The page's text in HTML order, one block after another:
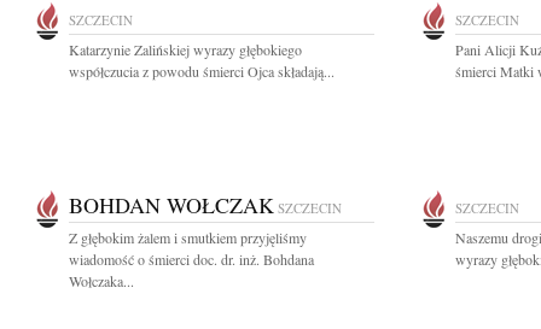
SZCZECIN
Katarzynie Zalińskiej wyrazy głębokiego
współczucia z powodu śmierci Ojca składają...
SZCZECIN
Pani Alicji
śmierci Matki
BOHDAN WOŁCZAK SZCZECIN
Z głębokim żalem i smutkiem przyjęliśmy
wiadomość o śmierci doc. dr. inż. Bohdana
Wołczaka...
SZCZECIN
Naszemu
wyrazy